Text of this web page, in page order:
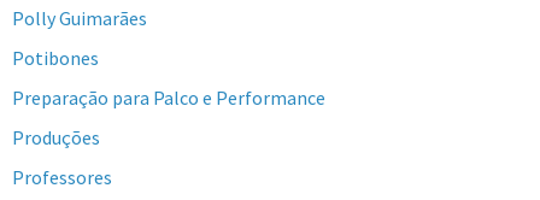
Polly Guimarães
Potibones
Preparação para Palco e Performance
Produções
Professores